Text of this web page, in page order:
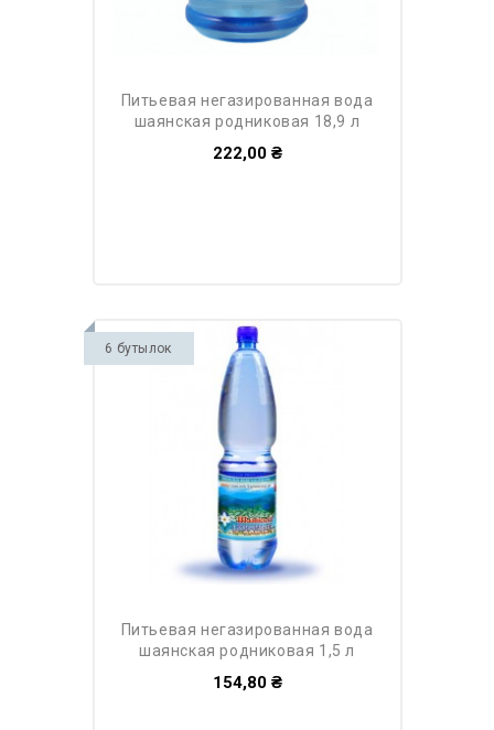
питьевая негазированная вода
шаянская родниковая 18,9 л
222,00 ₴
6 бутылок
питьевая негазированная вода
шаянская родниковая 1,5 л
154,80 ₴